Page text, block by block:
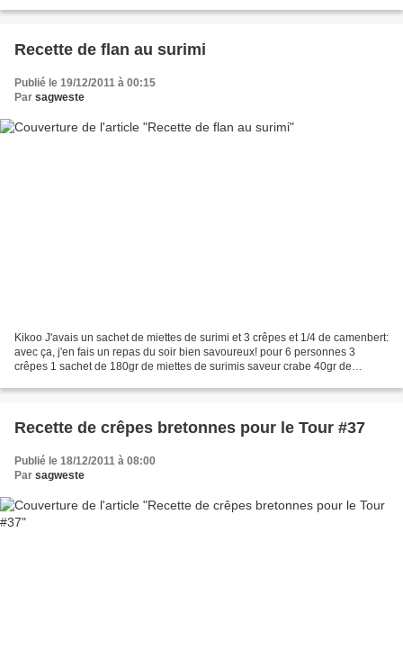
Recette de flan au surimi
Publié le 19/12/2011 à 00:15
Par sagweste
Kikoo J'avais un sachet de miettes de surimi et 3 crêpes et 1/4 de camenbert:
avec ça, j'en fais un repas du soir bien savoureux! pour 6 personnes 3
crêpes 1 sachet de 180gr de miettes de surimis saveur crabe 40gr de
Recette de crêpes bretonnes pour le Tour #37
Publié le 18/12/2011 à 08:00
Par sagweste